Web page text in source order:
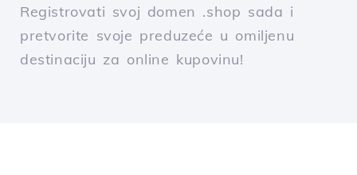
Registrovati svoj domen .shop sada i
pretvorite svoje preduzeće u omiljenu
destinaciju za online kupovinu!